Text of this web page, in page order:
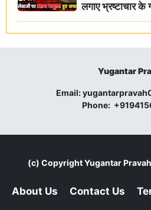
लगाए भ्रष्टाचार के
Yugantar
Email:
Phone:
(c) CopyrightYugantar Pravah
About Us Contact Us